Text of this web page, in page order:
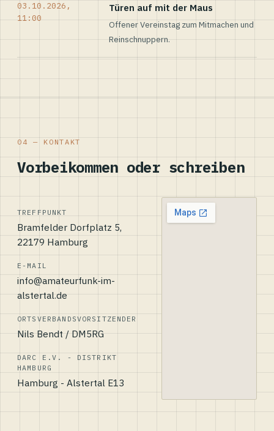
03.10.2026,
11:00
Türen auf mit der Maus
Offener Vereinstag zum Mitmachen und
Reinschnuppern.
04 — KONTAKT
Vorbeikommen oder schreiben
TREFFPUNKT
Bramfelder Dorfplatz 5,
22179 Hamburg
E-MAIL
info@amateurfunk-im-
alstertal.de
ORTSVERBANDSVORSITZENDER
Nils Bendt / DM5RG
DARC E.V. - DISTRIKT
HAMBURG
Hamburg - Alstertal E13